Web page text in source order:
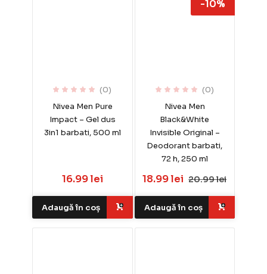
(0)
Nivea Men Pure
Impact – Gel dus
3in1 barbati, 500 ml
16.99 lei
Adaugă în coș
(0)
Nivea Men
Black&White
Invisible Original –
Deodorant barbati,
72 h, 250 ml
18.99 lei 20.99 lei
-10%
Adaugă în coș